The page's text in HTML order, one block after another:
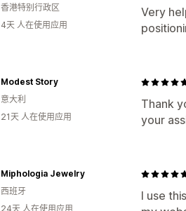
Very
香港特别行政区
4天 人在使用应用
Thank
your
Modest Story
意大利
21天 人在使用应用
I use
Miphologia Jewelry
西班牙
24天 人在使用应用